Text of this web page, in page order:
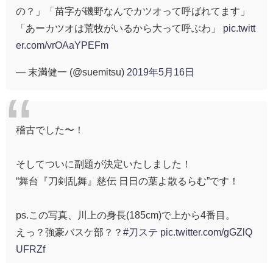
の？」「苗字が磯野なんでカツオって呼ばれてます」
「あーカツオは荒牧がいるから大って呼ぶわ」 pic.twitt
er.com/vrOAaYPEFm
— 末満健一 (@suemitsu) 2019年5月16日
稽古でした〜！
そしてついに副題が決定いたしました！
“舞台『刀剣乱舞』慈伝 日日の葉よ散るらむ”です！
ps.この写真、川上の身長(185cm)で上から4番目。
えっ？強豪バスケ部？？ #刀ステ pic.twitter.com/gGZlQ
UFRZf